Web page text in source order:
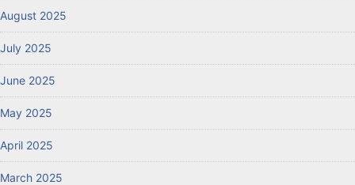
August 2025
July 2025
June 2025
May 2025
April 2025
March 2025